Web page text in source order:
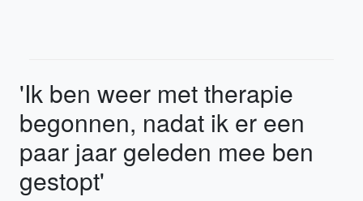
'Ik ben weer met therapie
begonnen, nadat ik er een
paar jaar geleden mee ben
gestopt'